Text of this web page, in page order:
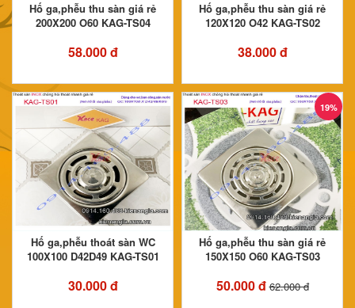
Hố ga,phễu thu sàn giá rẻ
200X200 O60 KAG-TS04
58.000 đ
Hố ga,phễu thu sàn giá rẻ
120X120 O42 KAG-TS02
38.000 đ
Hố ga,phễu thoát sàn WC
100X100 D42D49 KAG-TS01
30.000 đ
19%
Hố ga,phễu thu sàn giá rẻ
150X150 O60 KAG-TS03
50.000 đ 62.000 đ